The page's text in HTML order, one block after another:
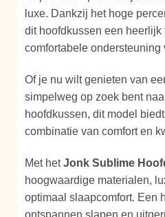
luxe. Dankzij het hoge
dit hoofdkussen een heerlijk
comfortabele ondersteuning
Of je nu wilt genieten van
simpelweg op zoek bent
hoofdkussen, dit model
combinatie van comfort en
Met hetJonk Sublime
hoogwaardige materialen,
optimaal slaapcomfort. Een
ontspannen slapen en